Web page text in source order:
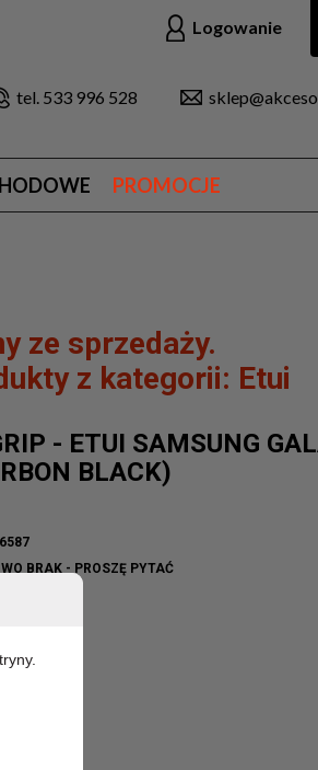
Logowanie
tel. 533 996 528
PROMOCJE
ze sprzedaży.
z kategorii: Etui
- ETUI SAMSUNG
BLACK)
BRAK - PROSZĘ PYTAĆ